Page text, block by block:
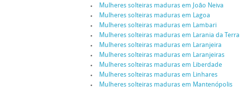
Mulheres solteiras maduras em João Neiva
Mulheres solteiras maduras em Lagoa
Mulheres solteiras maduras em Lambari
Mulheres solteiras maduras em Larania da Terra
Mulheres solteiras maduras em Laranjeira
Mulheres solteiras maduras em Laranjeiras
Mulheres solteiras maduras em Liberdade
Mulheres solteiras maduras em Linhares
Mulheres solteiras maduras em Mantenópolis